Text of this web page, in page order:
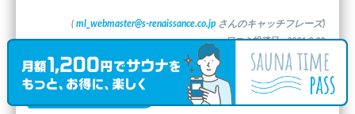
( ml_webmaster@s-renaissance.co.jp さんのキャッチフレーズ)
口コミ投稿日：2021.8.20